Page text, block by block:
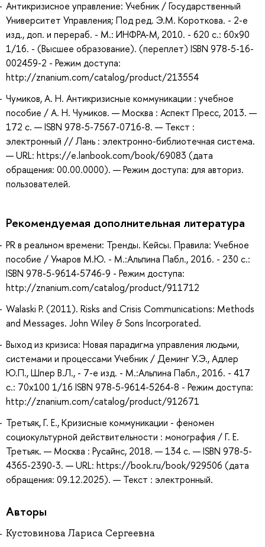
Антикризисное управление: Учебник / Государственный
Университет Управления; Под ред. Э.М. Короткова. - 2-e
изд., доп. и перераб. - М.: ИНФРА-М, 2010. - 620 с.: 60x90
1/16. - (Высшее образование). (переплет) ISBN 978-5-16-
002459-2 - Режим доступа:
http://znanium.com/catalog/product/213554
Чумиков, А. Н. Антикризисные коммуникации : учебное
пособие / А. Н. Чумиков. — Москва : Аспект Пресс, 2013. —
172 с. — ISBN 978-5-7567-0716-8. — Текст :
электронный // Лань : электронно-библиотечная система.
— URL: https://e.lanbook.com/book/69083 (дата
обращения: 00.00.0000). — Режим доступа: для авториз.
пользователей.
Рекомендуемая дополнительная литература
PR в реальном времени: Тренды. Кейсы. Правила: Учебное
пособие / Умаров М.Ю. - М.:Альпина Пабл., 2016. - 230 с.:
ISBN 978-5-9614-5746-9 - Режим доступа:
http://znanium.com/catalog/product/911712
Walaski P. (2011). Risks and Crisis Communications: Methods
and Messages. John Wiley & Sons Incorporated.
Выход из кризиса: Новая парадигма управления людьми,
системами и процессами Учебник / Деминг У.Э., Адлер
Ю.П., Шпер В.Л., - 7-е изд. - М.:Альпина Пабл., 2016. - 417
с.: 70x100 1/16 ISBN 978-5-9614-5264-8 - Режим доступа:
http://znanium.com/catalog/product/912671
Третьяк, Г. Е., Кризисные коммуникации - феномен
социокультурной действительности : монография / Г. Е.
Третьяк. — Москва : Русайнс, 2018. — 134 с. — ISBN 978-5-
4365-2390-3. — URL: https://book.ru/book/929506 (дата
обращения: 09.12.2025). — Текст : электронный.
Авторы
Кустовинова Лариса Сергеевна